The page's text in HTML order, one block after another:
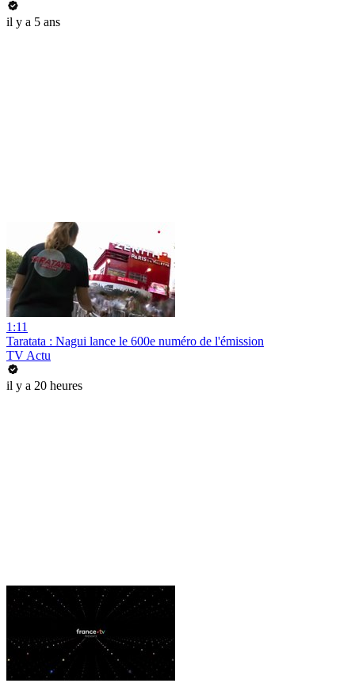
il y a 5 ans
1:11
Taratata : Nagui lance le 600e numéro de l'émission
TV Actu
il y a 20 heures